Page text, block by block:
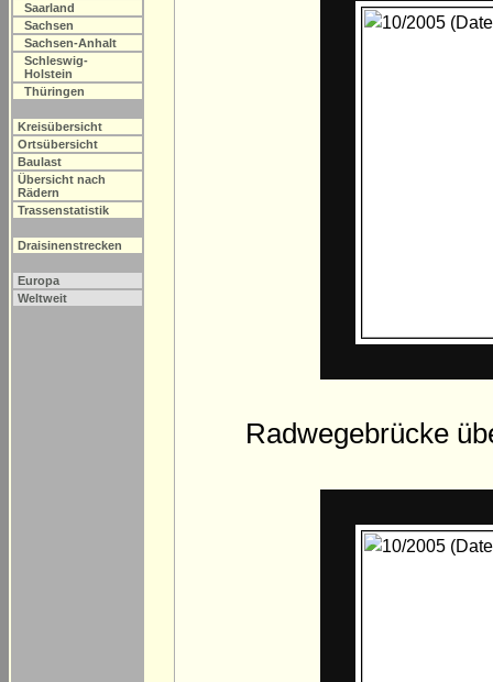
Saarland
Sachsen
Sachsen-Anhalt
Schleswig-
Holstein
Thüringen
Kreisübersicht
Ortsübersicht
Baulast
Übersicht nach
Rädern
Trassenstatistik
Draisinenstrecken
Europa
Weltweit
Radwegebrücke